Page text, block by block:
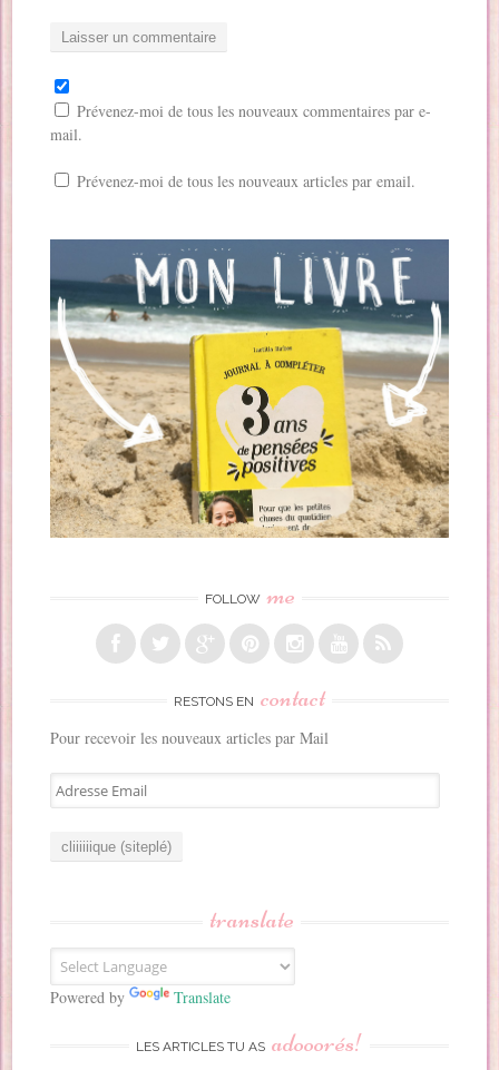
Prévenez-moi de tous les nouveaux commentaires par e-
mail.
Prévenez-moi de tous les nouveaux articles par email.
FOLLOW me
RESTONS EN contact
Pour recevoir les nouveaux articles par Mail
A
d
E
m
a
translate
Powered by Translate
LES ARTICLES TU AS adooorés!